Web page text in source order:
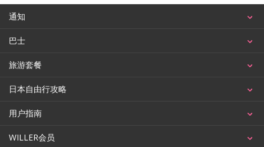
通知
巴士
旅游套餐
日本自由行攻略
用户指南
WILLER会员